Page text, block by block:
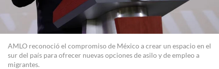
AMLO reconoció el compromiso de México a crear un espacio en el
sur del país para ofrecer nuevas opciones de asilo y de empleo a
migrantes.